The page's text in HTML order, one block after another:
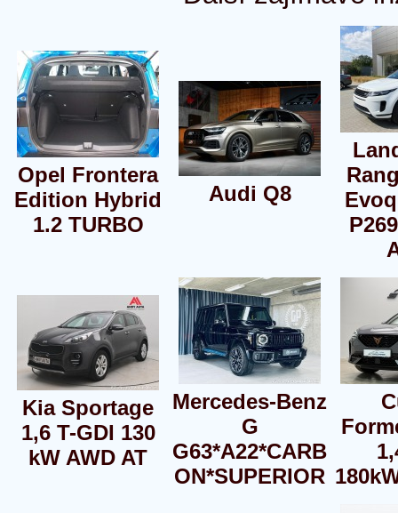
Opel Frontera
Edition Hybrid
1.2 TURBO
Audi Q8
Kia Sportage
1,6 T-GDI 130
kW AWD AT
Mercedes-Benz
G
G63*A22*CARB
ON*SUPERIOR